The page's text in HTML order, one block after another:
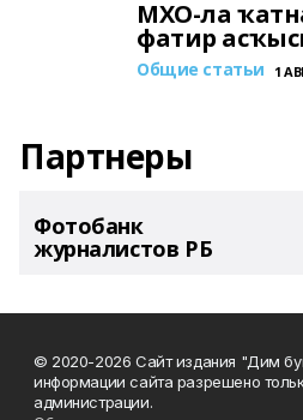
МХО-ла
фатир
Общие статьи 1
Партнеры
Фотобанк
журналистов РБ
© 2020-2026 Сайт издания "Дим
информации сайта разрешено
администрации.